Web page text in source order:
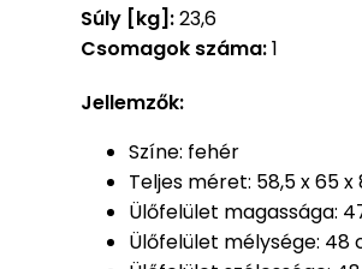
Súly [kg]:23,6
Csomagok száma:1
Jellemzők:
Színe: fehér
Teljes méret: 58,5 x 65
Ülőfelület magassága:
Ülőfelület mélysége: 48